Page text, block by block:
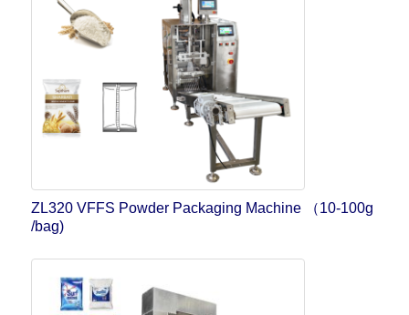
ZL320 VFFS Powder Packaging Machine （10-100g
/bag)